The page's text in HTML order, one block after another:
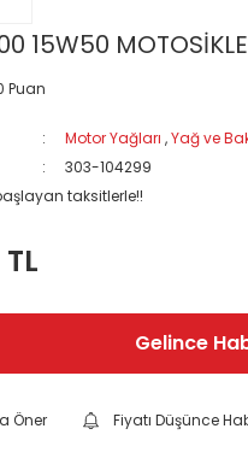
15W50
Puan
Motor Yağları ,Yağ ve
303-104299
taksitlerle!!
Gelince
Öner Fiyatı Düşünce